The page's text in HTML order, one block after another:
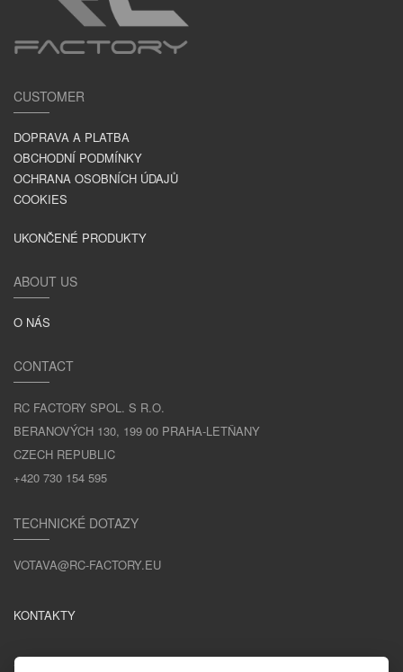
CUSTOMER
DOPRAVA A PLATBA
OBCHODNÍ PODMÍNKY
OCHRANA OSOBNÍCH ÚDAJŮ
COOKIES
UKONČENÉ PRODUKTY
ABOUT US
O NÁS
CONTACT
RC FACTORY SPOL. S R.O.
BERANOVÝCH 130, 199 00 PRAHA-LETŇANY
CZECH REPUBLIC
+420 730 154 595
TECHNICKÉ DOTAZY
VOTAVA@RC-FACTORY.EU
KONTAKTY